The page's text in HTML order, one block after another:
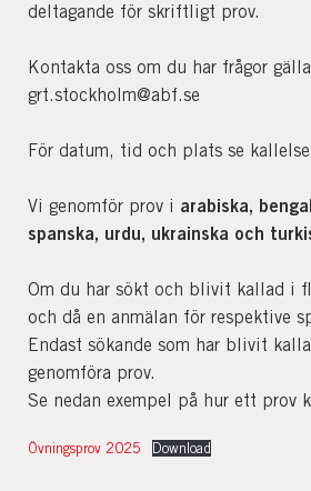
deltagande för skriftligt prov.
Kontakta oss om du har frågor
grt.stockholm@abf.se
För datum, tid och plats se
Vi genomför prov i arabiska,
spanska, urdu, ukrainska och
Om du har sökt och blivit kallad i
och då en anmälan för respektive
Endast sökande som har blivit
genomföra prov.
Se nedan exempel på hur ett prov
Övningsprov 2025 Download